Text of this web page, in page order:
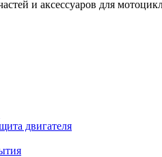
и аксессуаров для
двигателя